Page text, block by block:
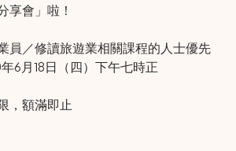
享會」啦！
員／修讀旅遊業相關課程的人士優先
6月18日（四）下午七時正
，額滿即止